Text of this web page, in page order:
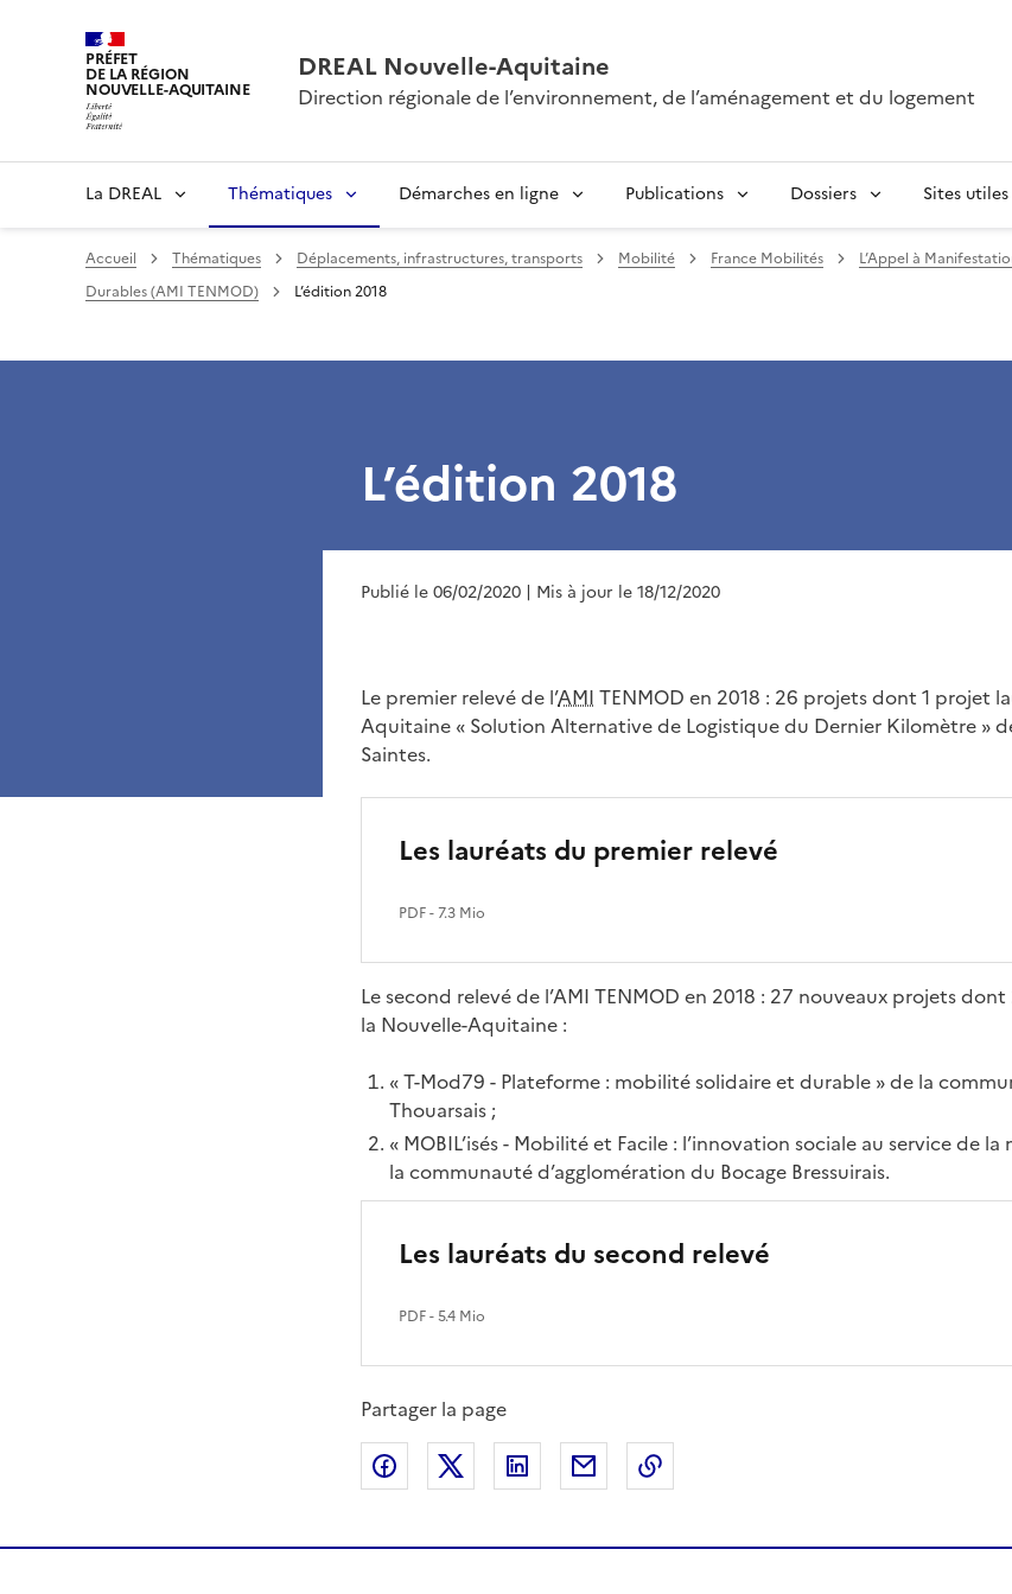
PRÉFET
DE LA RÉGION
NOUVELLE-AQUITAINE
DREAL Nouvelle-Aquitaine
Direction régionale de l’environnement, de l’aménagement et du logement
La DREAL Thématiques Démarches en ligne Publications Dossiers Sites utiles
Accueil Thématiques Déplacements, infrastructures, transports Mobilité France Mobilités
L’Appel à
Durables (AMI TENMOD)
L’édition 2018
L’édition 2018
Publié le 06/02/2020 | Mis à jour le 18/12/2020
Le premier relevé de l’AMI TENMOD en 2018 : 26 projets dont 1 projet
Aquitaine « Solution Alternative de Logistique du Dernier Kilomètre »
Saintes.
Les lauréats du premier relevé
PDF- 7.3 Mio
Le second relevé de l’AMI TENMOD en 2018 : 27 nouveaux projets
la Nouvelle-Aquitaine :
« T-Mod79 - Plateforme : mobilité solidaire et durable » de la
Thouarsais ;
« MOBIL’isés - Mobilité et Facile : l’innovation sociale au service de
la communauté d’agglomération du Bocage Bressuirais.
Les lauréats du second relevé
PDF- 5.4 Mio
Partager la page
Partager sur Facebook
Partager sur XPartager sur LinkedIn
Partager par emailCopier le lien de la page dans le